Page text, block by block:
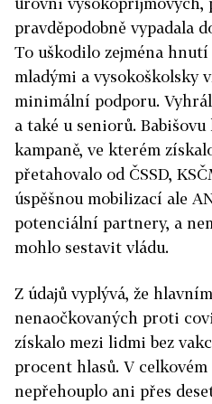
pravděpodobně vypadala
To uškodilo zejména hnutí
mladými a vysokoškolsky
minimální podporu.
a také u seniorů.
kampaně, ve kterém
přetahovalo od ČSSD,
úspěšnou mobilizací ale
potenciální partnery, a
mohlo sestavit vládu.
Z údajů vyplývá, že
nenaočkovaných proti
získalo mezi lidmi bez
procent hlasů. V
nepřehouplo ani přes